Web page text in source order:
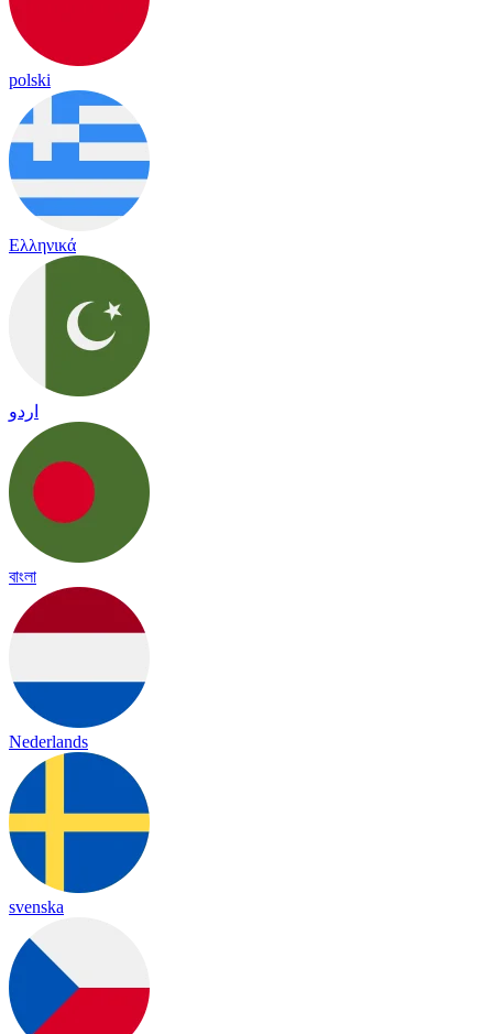
polski
Ελληνικά
اردو
বাংলা
Nederlands
svenska